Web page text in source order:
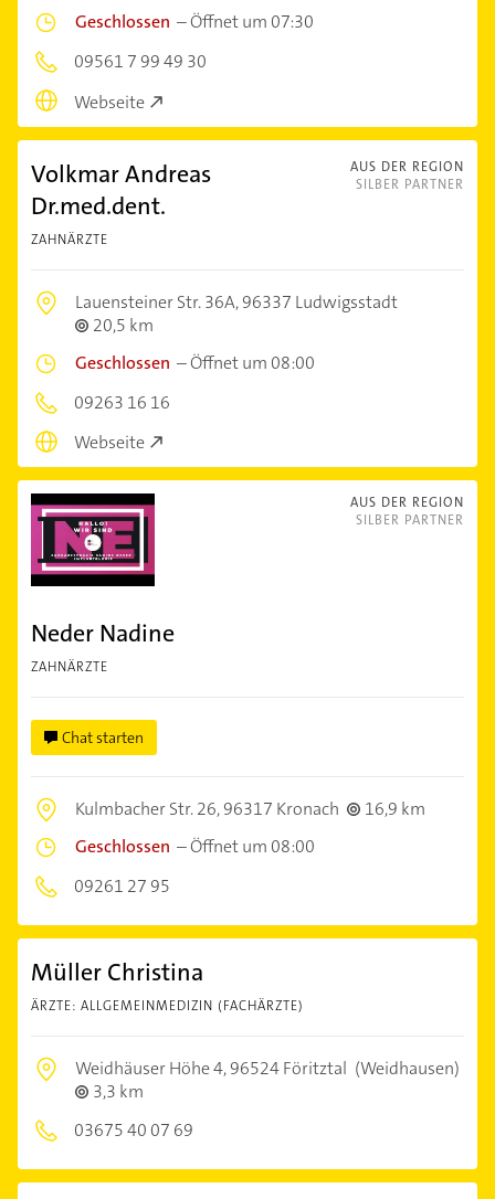
Geschlossen –Öffnet um 07:30
09561 7 99 49 30
Webseite
AUS DER REGION
SILBER PARTNER
Volkmar Andreas
Dr.med.dent.
ZAHNÄRZTE
Lauensteiner Str. 36A,96337 Ludwigsstadt
20,5 km
Geschlossen –Öffnet um 08:00
09263 16 16
Webseite
AUS DER REGION
SILBER PARTNER
Neder Nadine
ZAHNÄRZTE
Chat starten
Kulmbacher Str. 26,96317 Kronach
16,9 km
Geschlossen –Öffnet um 08:00
09261 27 95
Müller Christina
ÄRZTE: ALLGEMEINMEDIZIN (FACHÄRZTE)
Weidhäuser Höhe 4,96524 Föritztal (Weidhausen)
3,3 km
03675 40 07 69